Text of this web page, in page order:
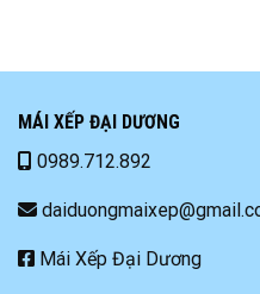
MÁI XẾP ĐẠI DƯƠNG
0989.712.892
Mái Xếp Đại Dương